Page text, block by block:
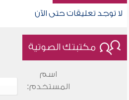
لا توجد تعليقات حتى الآن
مكتبتك الصوتية
اسم
المستخدم: